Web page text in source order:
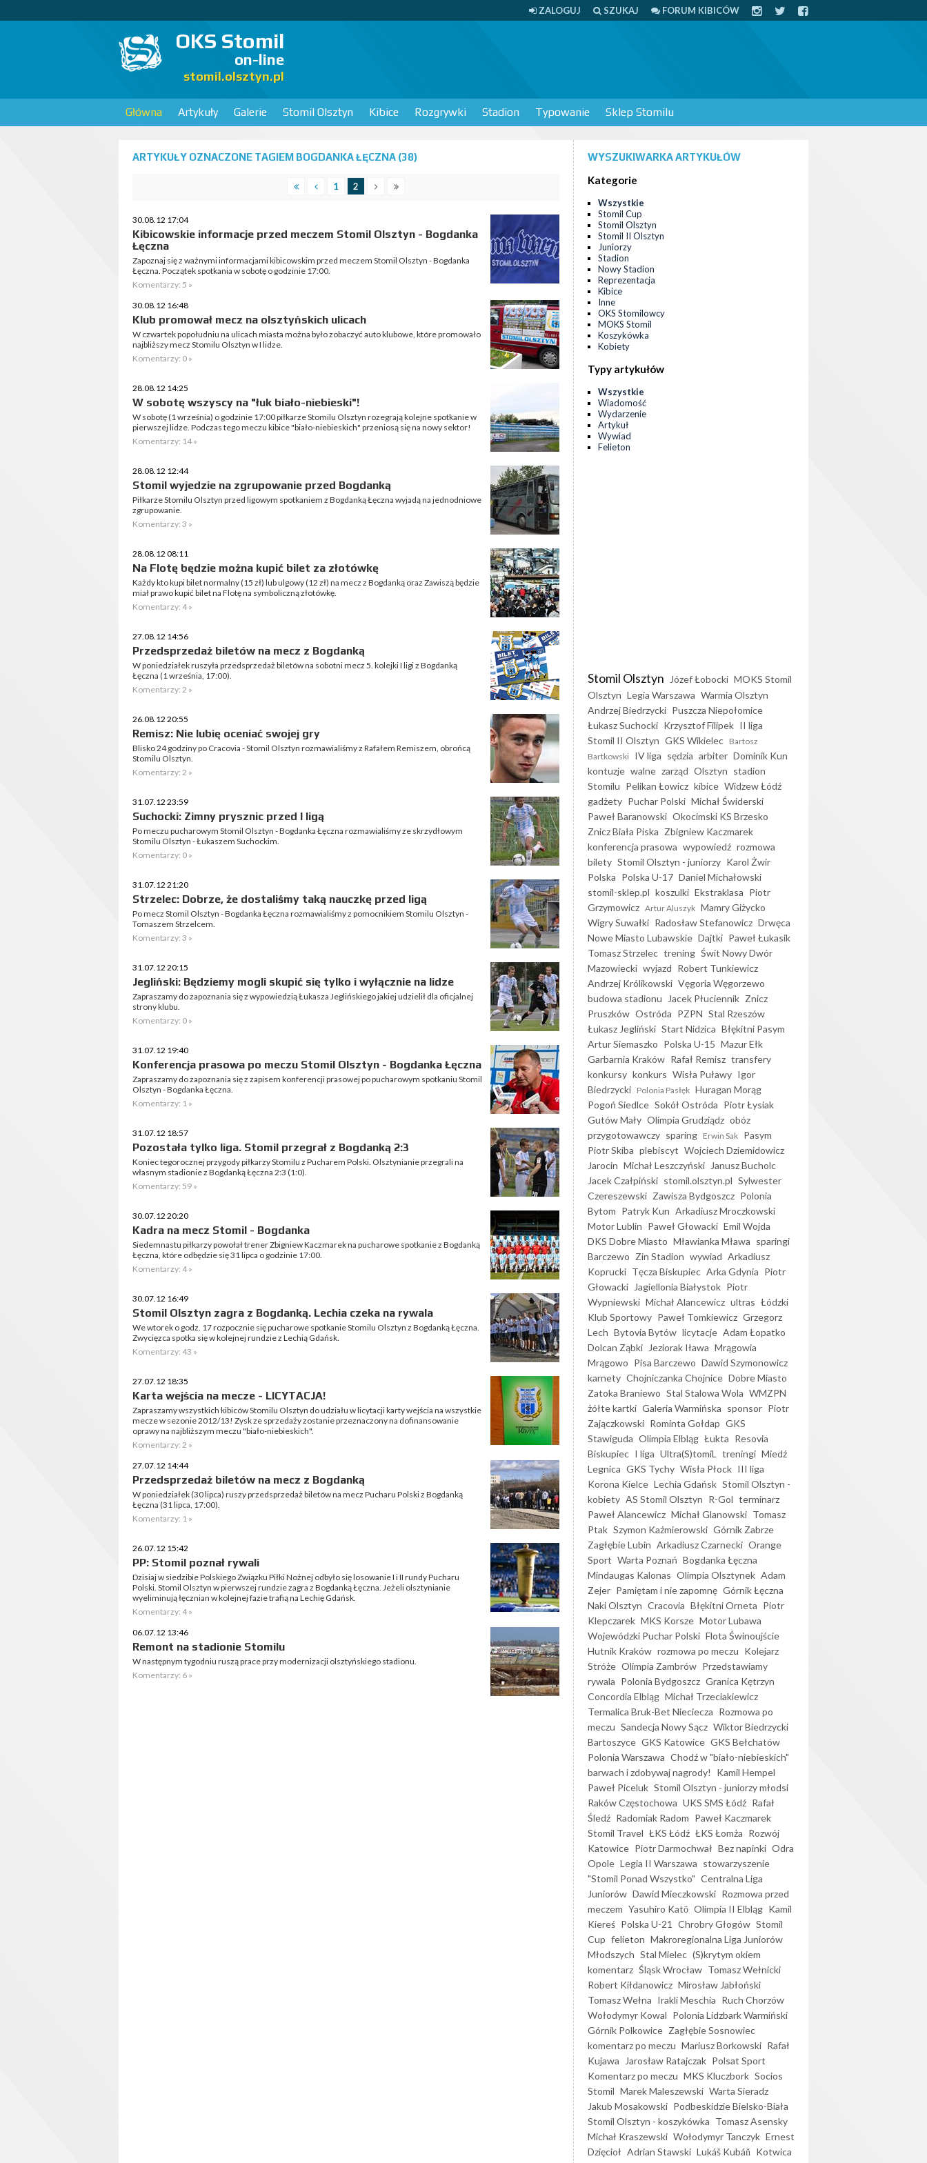
ZALOGUJ SZUKAJ FORUM KIBICÓW
OKS Stomil
on-line
stomil.olsztyn.pl
Główna Artykuły Galerie Stomil Olsztyn Kibice Rozgrywki Stadion Typowanie Sklep Stomilu
ARTYKUŁY OZNACZONE TAGIEM BOGDANKA ŁĘCZNA (38)
1 2
30.08.12 17:04
Kibicowskie informacje przed meczem Stomil Olsztyn - Bogdanka
Łęczna
Zapoznaj się z ważnymi informacjami kibicowskim przed meczem Stomil Olsztyn - Bogdanka
Łęczna. Początek spotkania w sobotę o godzinie 17:00.
Komentarzy: 5 »
30.08.12 16:48
Klub promował mecz na olsztyńskich ulicach
W czwartek popołudniu na ulicach miasta można było zobaczyć auto klubowe, które promowało
najbliższy mecz Stomilu Olsztyn w I lidze.
Komentarzy: 0 »
28.08.12 14:25
W sobotę wszyscy na "łuk biało-niebieski"!
W sobotę (1 września) o godzinie 17:00 piłkarze Stomilu Olsztyn rozegrają kolejne spotkanie w
pierwszej lidze. Podczas tego meczu kibice "biało-niebieskich" przeniosą się na nowy sektor!
Komentarzy: 14 »
28.08.12 12:44
Stomil wyjedzie na zgrupowanie przed Bogdanką
Piłkarze Stomilu Olsztyn przed ligowym spotkaniem z Bogdanką Łęczna wyjadą na jednodniowe
zgrupowanie.
Komentarzy: 3 »
28.08.12 08:11
Na Flotę będzie można kupić bilet za złotówkę
Każdy kto kupi bilet normalny (15 zł) lub ulgowy (12 zł) na mecz z Bogdanką oraz Zawiszą będzie
miał prawo kupić bilet na Flotę na symboliczną złotówkę.
Komentarzy: 4 »
27.08.12 14:56
Przedsprzedaż biletów na mecz z Bogdanką
W poniedziałek ruszyła przedsprzedaż biletów na sobotni mecz 5. kolejki I ligi z Bogdanką
Łęczna (1 września, 17:00).
Komentarzy: 2 »
26.08.12 20:55
Remisz: Nie lubię oceniać swojej gry
Blisko 24 godziny po Cracovia - Stomil Olsztyn rozmawialiśmy z Rafałem Remiszem, obrońcą
Stomilu Olsztyn.
Komentarzy: 2 »
31.07.12 23:59
Suchocki: Zimny prysznic przed I ligą
Po meczu pucharowym Stomil Olsztyn - Bogdanka Łęczna rozmawialiśmy ze skrzydłowym
Stomilu Olsztyn - Łukaszem Suchockim.
Komentarzy: 0 »
31.07.12 21:20
Strzelec: Dobrze, że dostaliśmy taką nauczkę przed ligą
Po mecz Stomil Olsztyn - Bogdanka Łęczna rozmawialiśmy z pomocnikiem Stomilu Olsztyn -
Tomaszem Strzelcem.
Komentarzy: 3 »
31.07.12 20:15
Jegliński: Będziemy mogli skupić się tylko i wyłącznie na lidze
Zapraszamy do zapoznania się z wypowiedzią Łukasza Jeglińskiego jakiej udzielił dla oficjalnej
strony klubu.
Komentarzy: 0 »
31.07.12 19:40
Konferencja prasowa po meczu Stomil Olsztyn - Bogdanka Łęczna
Zapraszamy do zapoznania się z zapisem konferencji prasowej po pucharowym spotkaniu Stomil
Olsztyn - Bogdanka Łęczna.
Komentarzy: 1 »
31.07.12 18:57
Pozostała tylko liga. Stomil przegrał z Bogdanką 2:3
Koniec tegorocznej przygody piłkarzy Stomilu z Pucharem Polski. Olsztynianie przegrali na
własnym stadionie z Bogdanką Łęczna 2:3 (1:0).
Komentarzy: 59 »
30.07.12 20:20
Kadra na mecz Stomil - Bogdanka
Siedemnastu piłkarzy powołał trener Zbigniew Kaczmarek na pucharowe spotkanie z Bogdanką
Łęczna, które odbędzie się 31 lipca o godzinie 17:00.
Komentarzy: 4 »
30.07.12 16:49
Stomil Olsztyn zagra z Bogdanką. Lechia czeka na rywala
We wtorek o godz. 17 rozpocznie się pucharowe spotkanie Stomilu Olsztyn z Bogdanką Łęczna.
Zwycięzca spotka się w kolejnej rundzie z Lechią Gdańsk.
Komentarzy: 43 »
27.07.12 18:35
Karta wejścia na mecze - LICYTACJA!
Zapraszamy wszystkich kibiców Stomilu Olsztyn do udziału w licytacji karty wejścia na wszystkie
mecze w sezonie 2012/13! Zysk ze sprzedaży zostanie przeznaczony na dofinansowanie
oprawy na najbliższym meczu "biało-niebieskich".
Komentarzy: 2 »
27.07.12 14:44
Przedsprzedaż biletów na mecz z Bogdanką
W poniedziałek (30 lipca) ruszy przedsprzedaż biletów na mecz Pucharu Polski z Bogdanką
Łęczna (31 lipca, 17:00).
Komentarzy: 1 »
26.07.12 15:42
PP: Stomil poznał rywali
Dzisiaj w siedzibie Polskiego Związku Piłki Nożnej odbyło się losowanie I i II rundy Pucharu
Polski. Stomil Olsztyn w pierwszej rundzie zagra z Bogdanką Łęczna. Jeżeli olsztynianie
wyeliminują łęcznian w kolejnej fazie trafią na Lechię Gdańsk.
Komentarzy: 4 »
06.07.12 13:46
Remont na stadionie Stomilu
W następnym tygodniu ruszą prace przy modernizacji olsztyńskiego stadionu.
Komentarzy: 6 »
WYSZUKIWARKA ARTYKUŁÓW
Kategorie
Wszystkie
Stomil Cup
Stomil Olsztyn
Stomil II Olsztyn
Juniorzy
Stadion
Nowy Stadion
Reprezentacja
Kibice
Inne
OKS Stomilowcy
MOKS Stomil
Koszykówka
Kobiety
Typy artykułów
Wszystkie
Wiadomość
Wydarzenie
Artykuł
Wywiad
Felieton
Stomil Olsztyn Józef Łobocki MOKS Stomil
Olsztyn Legia Warszawa Warmia Olsztyn
Andrzej Biedrzycki Puszcza Niepołomice
Łukasz Suchocki Krzysztof Filipek II liga
Stomil II Olsztyn GKS Wikielec Bartosz
Bartkowski IV liga sędzia arbiter Dominik Kun
kontuzje walne zarząd Olsztyn stadion
Stomilu Pelikan Łowicz kibice Widzew Łódź
gadżety Puchar Polski Michał Świderski
Paweł Baranowski Okocimski KS Brzesko
Znicz Biała Piska Zbigniew Kaczmarek
konferencja prasowa wypowiedź rozmowa
bilety Stomil Olsztyn - juniorzy Karol Żwir
Polska Polska U-17 Daniel Michałowski
stomil-sklep.pl koszulki Ekstraklasa Piotr
Grzymowicz Artur Aluszyk Mamry Giżycko
Wigry Suwałki Radosław Stefanowicz Drwęca
Nowe Miasto Lubawskie Dajtki Paweł Łukasik
Tomasz Strzelec trening Świt Nowy Dwór
Mazowiecki wyjazd Robert Tunkiewicz
Andrzej Królikowski Vęgoria Węgorzewo
budowa stadionu
Jacek Płuciennik Znicz
Pruszków Ostróda PZPN Stal Rzeszów
Łukasz Jegliński Start Nidzica Błękitni Pasym
Artur Siemaszko Polska U-15 Mazur Ełk
Garbarnia Kraków Rafał Remisz transfery
konkursy konkurs Wisła Puławy Igor
Biedrzycki Polonia Pasłęk Huragan Morąg
Pogoń Siedlce Sokół Ostróda Piotr Łysiak
Gutów Mały Olimpia Grudziądz obóz
przygotowawczy sparing Erwin Sak Pasym
Piotr Skiba plebiscyt Wojciech Dziemidowicz
Jarocin Michał Leszczyński
Janusz Bucholc
Jacek Czałpiński stomil.olsztyn.pl Sylwester
Czereszewski Zawisza Bydgoszcz Polonia
Bytom Patryk Kun Arkadiusz Mroczkowski
Motor Lublin Paweł Głowacki Emil Wojda
DKS Dobre Miasto Mławianka Mława sparingi
Barczewo Zin Stadion wywiad Arkadiusz
Koprucki Tęcza Biskupiec Arka Gdynia Piotr
Głowacki
Jagiellonia Białystok Piotr
Wypniewski Michał Alancewicz ultras Łódzki
Klub Sportowy Paweł Tomkiewicz Grzegorz
Lech Bytovia Bytów licytacje Adam Łopatko
Dolcan Ząbki
Jeziorak Iława Mrągowia
Mrągowo Pisa Barczewo Dawid Szymonowicz
karnety Chojniczanka Chojnice Dobre Miasto
Zatoka Braniewo Stal Stalowa Wola WMZPN
żółte kartki Galeria Warmińska sponsor Piotr
Zajączkowski Rominta Gołdap GKS
Stawiguda Olimpia Elbląg Łukta Resovia
Biskupiec I liga Ultra(S)tomiL treningi Miedź
Legnica GKS Tychy Wisła Płock III liga
Korona Kielce Lechia Gdańsk Stomil Olsztyn -
kobiety AS Stomil Olsztyn R-Gol terminarz
Paweł Alancewicz Michał Glanowski Tomasz
Ptak Szymon Kaźmierowski Górnik Zabrze
Zagłębie Lubin Arkadiusz Czarnecki Orange
Sport Warta Poznań Bogdanka Łęczna
Mindaugas Kalonas Olimpia Olsztynek Adam
Zejer Pamiętam i nie zapomnę Górnik Łęczna
Naki Olsztyn Cracovia Błękitni Orneta Piotr
Klepczarek MKS Korsze Motor Lubawa
Wojewódzki Puchar Polski Flota Świnoujście
Hutnik Kraków rozmowa po meczu Kolejarz
Stróże Olimpia Zambrów Przedstawiamy
rywala Polonia Bydgoszcz Granica Kętrzyn
Concordia Elbląg Michał Trzeciakiewicz
Termalica Bruk-Bet Nieciecza Rozmowa po
meczu Sandecja Nowy Sącz Wiktor Biedrzycki
Bartoszyce GKS Katowice GKS Bełchatów
Polonia Warszawa Chodź w "biało-niebieskich"
barwach i zdobywaj nagrody!
Kamil Hempel
Paweł Piceluk Stomil Olsztyn - juniorzy młodsi
Raków Częstochowa UKS SMS Łódź Rafał
Śledź Radomiak Radom Paweł Kaczmarek
Stomil Travel ŁKS Łódź ŁKS Łomża Rozwój
Katowice Piotr Darmochwał Bez napinki Odra
Opole Legia II Warszawa stowarzyszenie
"Stomil Ponad Wszystko" Centralna Liga
Juniorów Dawid Mieczkowski Rozmowa przed
meczem Yasuhiro Katō Olimpia II Elbląg Kamil
Kiereś Polska U-21 Chrobry Głogów Stomil
Cup felieton Makroregionalna Liga Juniorów
Młodszych Stal Mielec (S)krytym okiem
komentarz Śląsk Wrocław Tomasz Wełnicki
Robert Kiłdanowicz Mirosław Jabłoński
Tomasz Wełna Irakli Meschia Ruch Chorzów
Wołodymyr Kowal Polonia Lidzbark Warmiński
Górnik Polkowice Zagłębie Sosnowiec
komentarz po meczu Mariusz Borkowski Rafał
Kujawa
Jarosław Ratajczak Polsat Sport
Komentarz po meczu MKS Kluczbork Socios
Stomil Marek Maleszewski Warta Sieradz
Jakub Mosakowski Podbeskidzie Bielsko-Biała
Stomil Olsztyn - koszykówka Tomasz Asensky
Michał Kraszewski Wołodymyr Tanczyk Ernest
Dzięcioł Adrian Stawski Lukáš Kubáň Kotwica